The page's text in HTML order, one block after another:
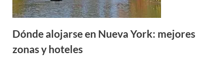
Dónde alojarse en Nueva York: mejores
zonas y hoteles